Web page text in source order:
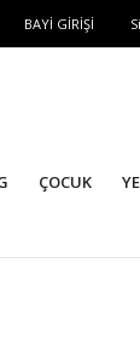
BAYİ GİRİŞİ
ÇOCUK